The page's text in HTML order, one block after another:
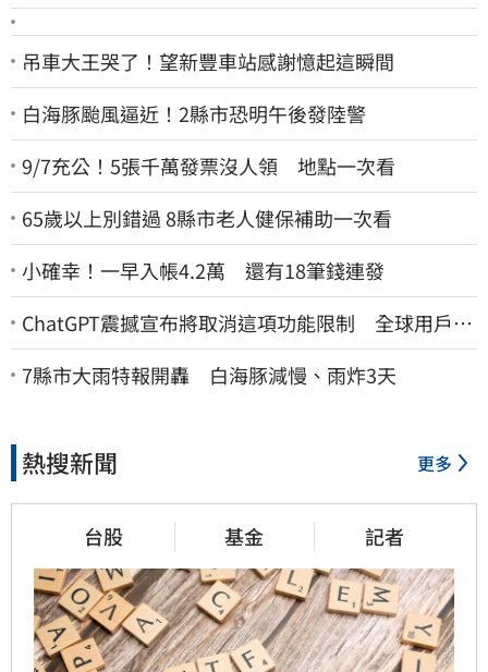
吊車大王哭了！望新豐車站感謝憶起這瞬間
白海豚颱風逼近！2縣市恐明午後發陸警
9/7充公！5張千萬發票沒人領 地點一次看
65歲以上別錯過 8縣市老人健保補助一次看
小確幸！一早入帳4.2萬 還有18筆錢連發
ChatGPT震撼宣布將取消這項功能限制 全球用戶即
刻起「免費」用到飽
7縣市大雨特報開轟 白海豚減慢、雨炸3天
熱搜新聞 更多
台股 基金 記者